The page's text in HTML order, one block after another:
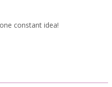
constant idea!